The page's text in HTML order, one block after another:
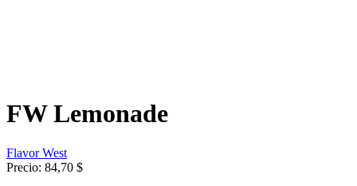
FW Lemonade
Flavor West
Precio: 84,70 $